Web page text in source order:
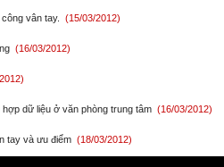
vân tay. (15/03/2012)
(16/03/2012)
dữ liệu ở văn phòng trung tâm (16/03/2012)
tay và ưu điểm (18/03/2012)